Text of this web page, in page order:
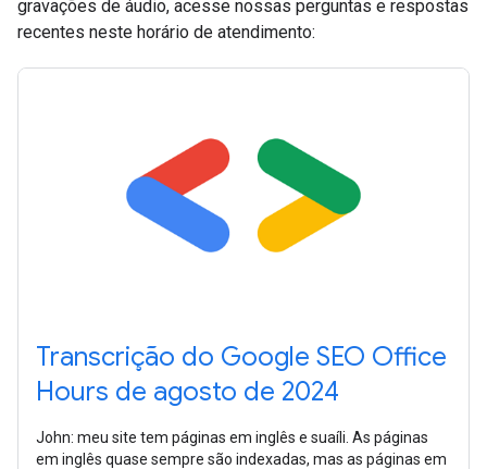
gravações de áudio, acesse nossas perguntas e respostas
recentes neste horário de atendimento:
Transcrição do Google SEO Office
Hours de agosto de 2024
John: meu site tem páginas em inglês e suaíli. As páginas
em inglês quase sempre são indexadas, mas as páginas em